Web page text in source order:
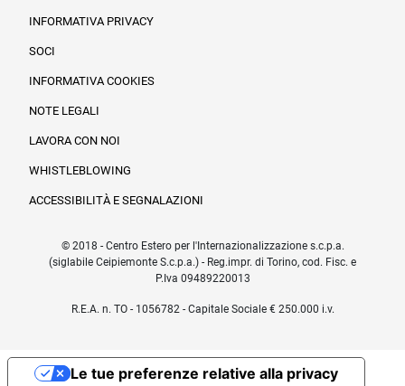
INFORMATIVA PRIVACY
SOCI
INFORMATIVA COOKIES
NOTE LEGALI
LAVORA CON NOI
WHISTLEBLOWING
ACCESSIBILITÀ E SEGNALAZIONI
© 2018 - Centro Estero per l'Internazionalizzazione s.c.p.a.
(siglabile Ceipiemonte S.c.p.a.) - Reg.impr. di Torino, cod. Fisc. e
P.Iva 09489220013
R.E.A. n. TO - 1056782 - Capitale Sociale € 250.000 i.v.
Le tue preferenze relative alla privacy